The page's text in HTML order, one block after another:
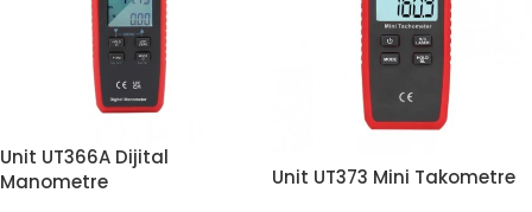
Unit UT366A Dijital
Manometre
Unit UT373 Mini Takometre